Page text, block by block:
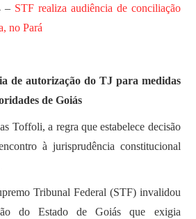
– STF realiza audiência de conciliação
no Pará
de autorização do TJ para medidas
de Goiás
Toffoli, a regra que estabelece decisão
à jurisprudência constitucional
Tribunal Federal (STF) invalidou
do Estado de Goiás que exigia